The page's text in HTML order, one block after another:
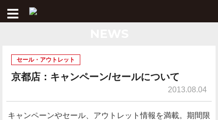
セール・アウトレット
京都店：キャンペーン/セールについて
2013.08.04
キャンペーンやセール、アウトレット情報を満載。期間限